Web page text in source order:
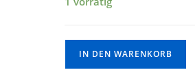
IN DEN WARENKORB